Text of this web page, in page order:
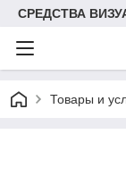
СРЕДСТВА
Товары и